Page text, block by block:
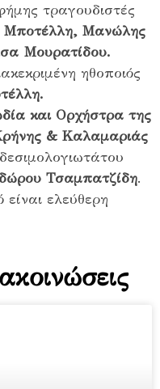
τραγουδιστές
Μανώλης
Μουρατίδου.
ηθοποιός
και Ορχήστρα της
& Καλαμαριάς
Τσαμπατζίδη.
είναι ελεύθερη